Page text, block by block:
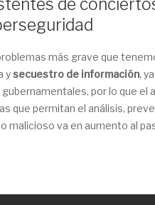
de
más grave que
ysecuestro de información,
por lo que el
que permitan el análisis,
malicioso va en aumento al